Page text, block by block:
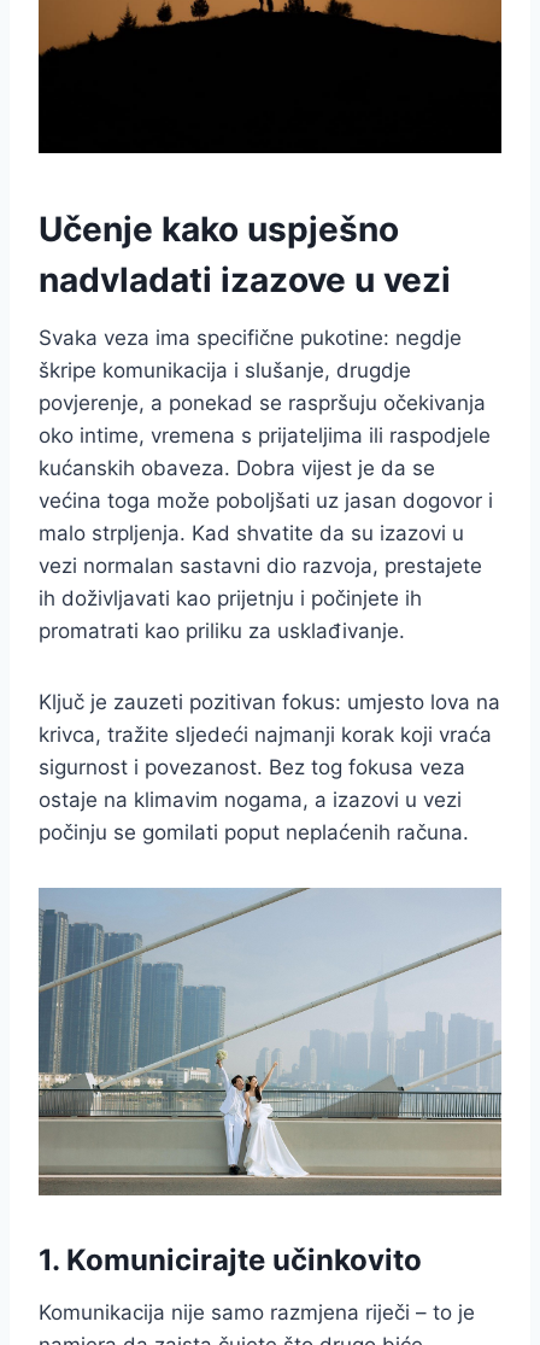
Učenje kako uspješno
nadvladati izazove u vezi
Svaka veza ima specifične pukotine: negdje
škripe komunikacija i slušanje, drugdje
povjerenje, a ponekad se raspršuju očekivanja
oko intime, vremena s prijateljima ili raspodjele
kućanskih obaveza. Dobra vijest je da se
većina toga može poboljšati uz jasan dogovor i
malo strpljenja. Kad shvatite da su izazovi u
vezi normalan sastavni dio razvoja, prestajete
ih doživljavati kao prijetnju i počinjete ih
promatrati kao priliku za usklađivanje.
Ključ je zauzeti pozitivan fokus: umjesto lova na
krivca, tražite sljedeći najmanji korak koji vraća
sigurnost i povezanost. Bez tog fokusa veza
ostaje na klimavim nogama, a izazovi u vezi
počinju se gomilati poput neplaćenih računa.
1. Komunicirajte učinkovito
Komunikacija nije samo razmjena riječi – to je